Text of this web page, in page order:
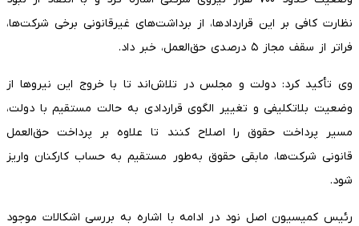
نظارت کافی بر این قراردادها، از برداشت‌های غیرقانونی برخی شرکت‌ها،
فراتر از سقف مجاز ۵ درصدی حق‌العمل، خبر داد.
وی تأکید کرد: دولت و مجلس در تلاش‌اند تا با خروج این نیرو‌ها از
وضعیت بلاتکلیفی و تغییر الگوی قراردادی به حالت مستقیم با دولت،
مسیر پرداخت حقوق را اصلاح کنند تا علاوه بر پرداخت حق‌العمل
قانونی شرکت‌ها، مابقی حقوق به‌طور مستقیم به حساب کارکنان واریز
شود.
رئیس کمیسیون اصل نود در ادامه با اشاره به بررسی اشکالات موجود